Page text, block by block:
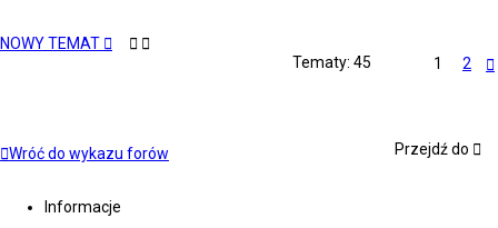
NOWY TEMAT
Tematy: 45
1 2
Wróć do wykazu forów Przejdź do
Informacje